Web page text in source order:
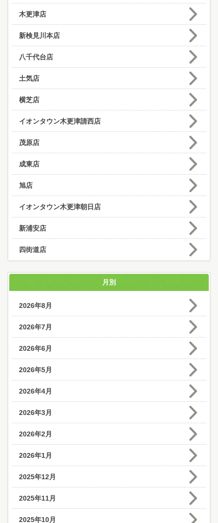
木更津店
新検見川本店
八千代台店
土気店
横芝店
イオンタウン木更津請西店
茂原店
成東店
旭店
イオンタウン木更津朝日店
新浦安店
四街道店
月別
2026年8月
2026年7月
2026年6月
2026年5月
2026年4月
2026年3月
2026年2月
2026年1月
2025年12月
2025年11月
2025年10月